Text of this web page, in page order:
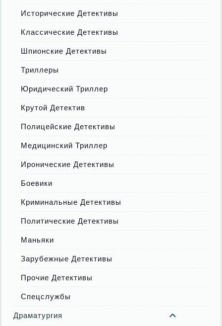
Исторические Детективы
Классические Детективы
Шпионские Детективы
Триллеры
Юридический Триллер
Крутой Детектив
Полицейские Детективы
Медицинский Триллер
Иронические Детективы
Боевики
Криминальные Детективы
Политические Детективы
Маньяки
Зарубежные Детективы
Прочие Детективы
Спецслужбы
Драматургия